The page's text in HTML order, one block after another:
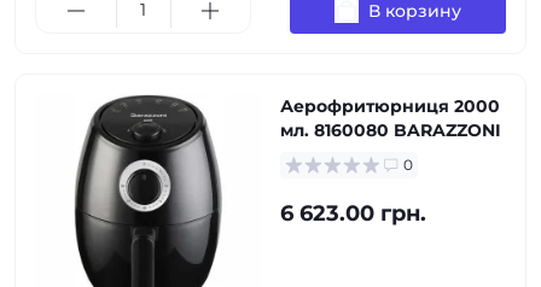
В корзину
Аерофритюрниця 2000
мл. 8160080 BARAZZONI
0
6 623.00 грн.